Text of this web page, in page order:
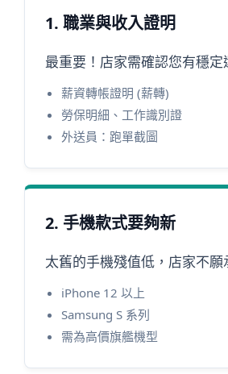
1. 職業與收入證明
最重要！店家需確認您有穩定
薪資轉帳證明 (薪轉)
勞保明細、工作識別證
外送員：跑單截圖
2. 手機款式要夠新
太舊的手機殘值低，店家不願
iPhone 12 以上
Samsung S 系列
需為高價旗艦機型